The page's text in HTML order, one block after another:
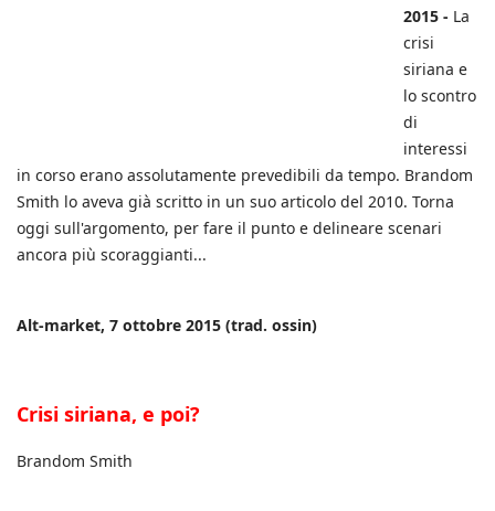
2015 - La
crisi
siriana e
lo scontro
di
interessi
in corso erano assolutamente prevedibili da tempo. Brandom
Smith lo aveva già scritto in un suo articolo del 2010. Torna
oggi sull'argomento, per fare il punto e delineare scenari
ancora più scoraggianti...
Alt-market, 7 ottobre 2015 (trad. ossin)
Crisi siriana, e poi?
Brandom Smith